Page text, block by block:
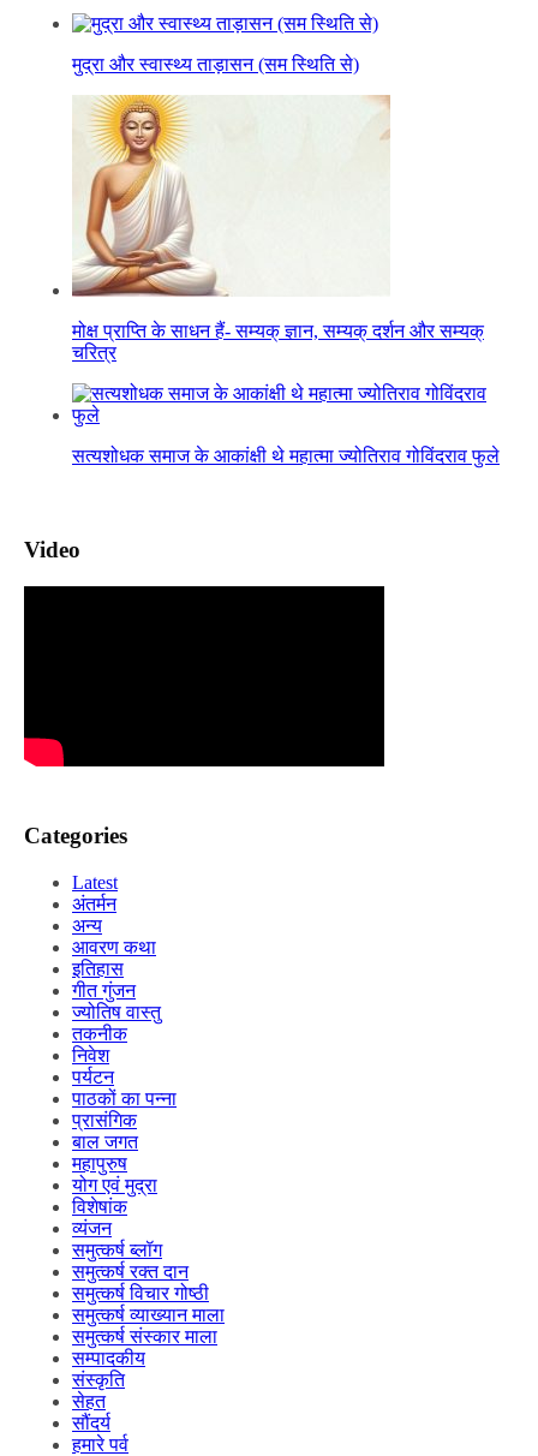
मुद्रा और स्वास्थ्य ताड़ासन (सम स्थिति से)
मोक्ष प्राप्ति के साधन हैं- सम्यक् ज्ञान, सम्यक् दर्शन और सम्यक्
चरित्र
सत्यशोधक समाज के आकांक्षी थे महात्मा ज्योतिराव गोविंदराव फुले
Video
Categories
Latest
अंतर्मन
अन्य
आवरण कथा
इतिहास
गीत गुंजन
ज्योतिष वास्तु
तकनीक
निवेश
पर्यटन
पाठकों का पन्ना
प्रासंगिक
बाल जगत
महापुरुष
योग एवं मुद्रा
विशेषांक
व्यंजन
समुत्कर्ष ब्लॉग
समुत्कर्ष रक्त दान
समुत्कर्ष विचार गोष्ठी
समुत्कर्ष व्याख्यान माला
समुत्कर्ष संस्कार माला
सम्पादकीय
संस्कृति
सेहत
सौंदर्य
हमारे पर्व